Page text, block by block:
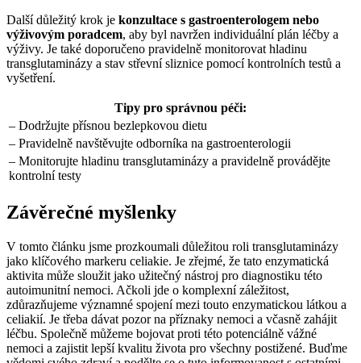
Další důležitý krok je konzultace s gastroenterologem nebo
výživovým poradcem, aby byl navržen individuální plán léčby a
výživy. Je také doporučeno pravidelně monitorovat hladinu
transglutaminázy a stav střevní sliznice pomocí kontrolních testů a
vyšetření.
Tipy pro správnou péči:
– Dodržujte přísnou bezlepkovou dietu
– Pravidelně navštěvujte odborníka na gastroenterologii
– Monitorujte hladinu transglutaminázy a pravidelně provádějte
kontrolní testy
Závěrečné myšlenky
V tomto článku jsme prozkoumali důležitou roli transglutaminázy
jako klíčového markeru celiakie. Je zřejmé, že tato enzymatická
aktivita může sloužit jako užitečný nástroj pro diagnostiku této
autoimunitní nemoci. Ačkoli jde o komplexní záležitost,
zdůrazňujeme významné spojení mezi touto enzymatickou látkou a
celiakií. Je třeba dávat pozor na příznaky nemoci a včasně zahájit
léčbu. Společně můžeme bojovat proti této potenciálně vážné
nemoci a zajistit lepší kvalitu života pro všechny postižené. Buďme